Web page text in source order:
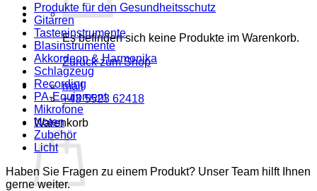
Es befinden sich keine Produkte im Warenkorb.
Zurück zum Shop
mail
+43 5523 62418
Warenkorb
Produkte für den Gesundheitsschutz
Gitarren
Tasteninstrumente
Blasinstrumente
Akkordeon & Harmonika
Schlagzeug
Recording
PA-Equipment
Mikrofone
Noten
Zubehör
Licht
Haben Sie Fragen zu einem Produkt? Unser Team hilft Ihnen
gerne weiter.